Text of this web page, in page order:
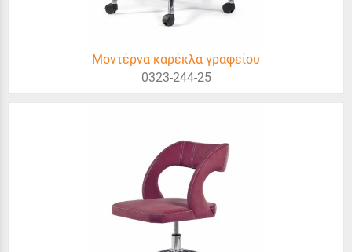
Μοντέρνα καρέκλα γραφείου
0323-244-25